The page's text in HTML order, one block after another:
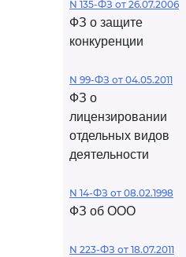
N 135-ФЗ от 26.07.2006
ФЗ о защите
конкуренции
N 99-ФЗ от 04.05.2011
ФЗ о
лицензировании
отдельных видов
деятельности
N 14-ФЗ от 08.02.1998
ФЗ об ООО
N 223-ФЗ от 18.07.2011